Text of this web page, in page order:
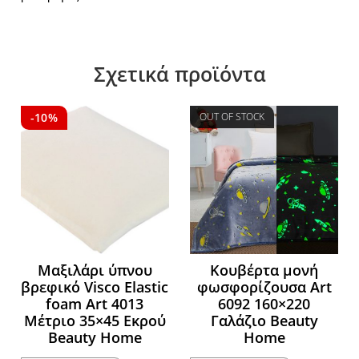
Σχετικά προϊόντα
-10%
Μαξιλάρι ύπνου
βρεφικό Visco Elastic
foam Art 4013
Μέτριο 35×45 Εκρού
Beauty Home
OUT OF STOCK
Κουβέρτα μονή
φωσφορίζουσα Art
6092 160×220
Γαλάζιο Beauty
Home